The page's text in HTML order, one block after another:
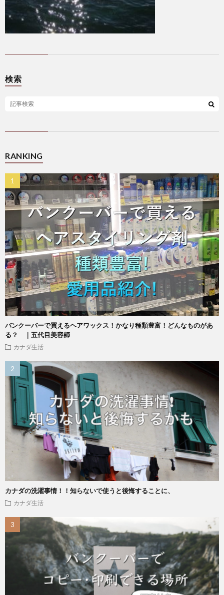
検索
RANKING
バンクーバーで買えるヘアワックス！かなり種類豊富！どんなものがあ
る？ ｜五代目美容師
カナダ生活
カナダの洗濯事情！！知らないで使うと後悔することに、
カナダ生活